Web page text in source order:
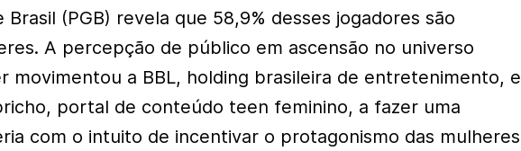
Brasil (PGB) revela que 58,9% desses jogadores são
A percepção de público em ascensão no universo
movimentou a BBL, holding brasileira de entretenimento, e
portal de conteúdo teen feminino, a fazer uma
com o intuito de incentivar o protagonismo das mulheres